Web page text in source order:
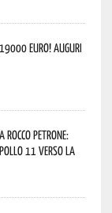
Euro! Auguri
Rocco Petrone:
11 verso la